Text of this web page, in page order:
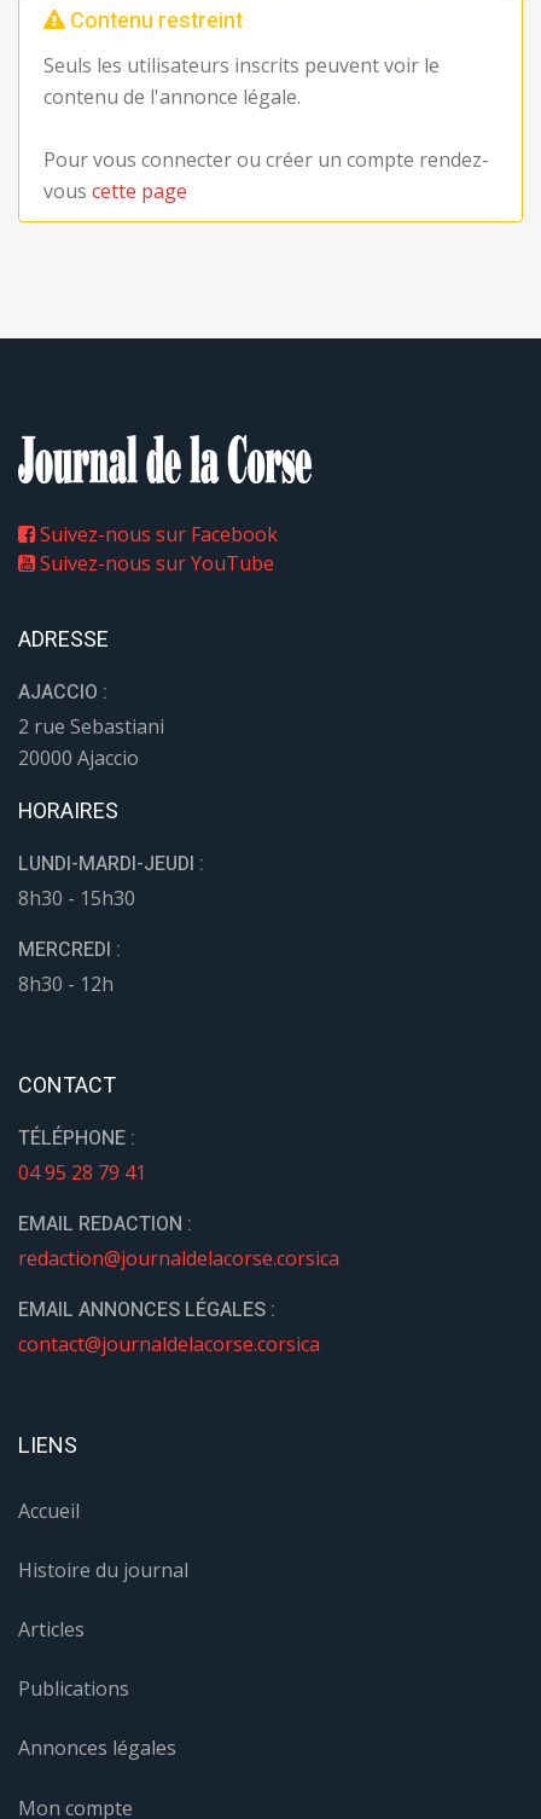
Contenu restreint
Seuls les utilisateurs inscrits peuvent voir le
contenu de l'annonce légale.
Pour vous connecter ou créer un compte rendez-
vous cette page
Suivez-nous sur Facebook
Suivez-nous sur YouTube
ADRESSE
AJACCIO :
2 rue Sebastiani
20000 Ajaccio
HORAIRES
LUNDI-MARDI-JEUDI :
8h30 - 15h30
MERCREDI :
8h30 - 12h
CONTACT
TÉLÉPHONE :
04 95 28 79 41
EMAIL REDACTION :
redaction@journaldelacorse.corsica
EMAIL ANNONCES LÉGALES :
contact@journaldelacorse.corsica
LIENS
Accueil
Histoire du journal
Articles
Publications
Annonces légales
Mon compte